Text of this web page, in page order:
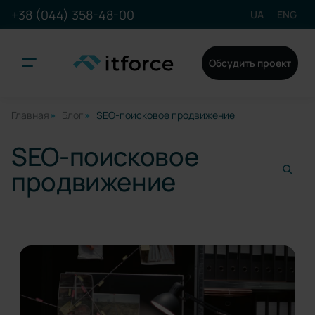
+38 (044) 358-48-00 UA ENG
Обсудить проект
Главная Блог SEO-поисковое продвижение
SEO-поисковое
продвижение